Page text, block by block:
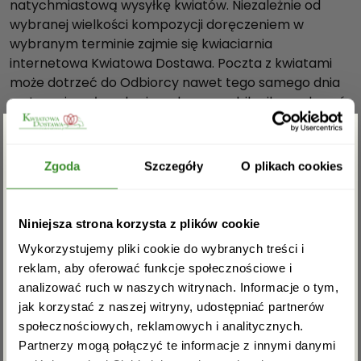
Zgoda Szczegóły O plikach cookies
Niniejsza strona korzysta z plików cookie
Wykorzystujemy pliki cookie do wybranych treści i
reklam, aby oferować funkcje społecznościowe i
analizować ruch w naszych witrynach. Informacje o tym,
jak korzystać z naszej witryny, udostępniać partnerów
społecznościowych, reklamowych i analitycznych.
Partnerzy mogą połączyć te informacje z innymi danymi
natychmiastową wysyłkę kwiatów. Niezależnie od
wybranej wielkości kompozycji doręczeniem w
wybranym terminie zajmie się kwiaciarnia
internetowa Kwiatowa Dostawa. Poczta z kwiatami
może dotrzeć do Odbiorcy nawet tego samego dnia
na terenie całego kraju, a darmowy bilecik przekazać
radosne życzenia.
róża 100 szt., kryza, kokarda.
przedstawiony jest produkt średniej wielkości.
OPINIE
Zgarnij rabat -5%
Zapisz się do newslettera i zgarnij
rabat na pierwsze zakupy!